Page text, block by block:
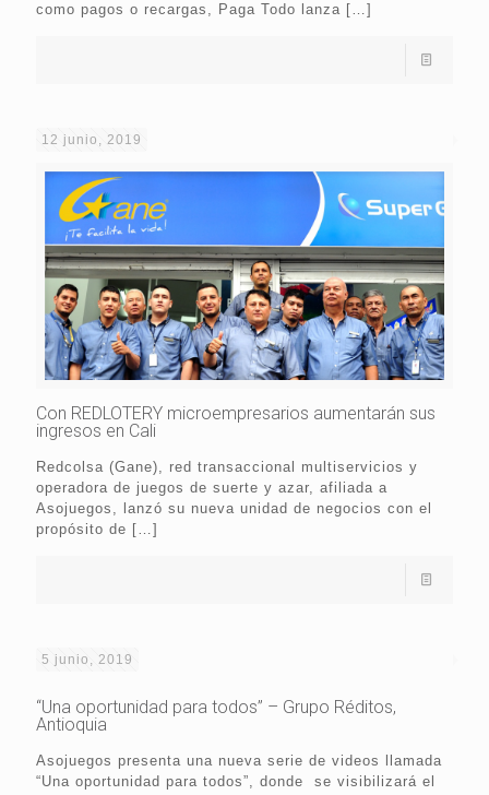
como pagos o recargas, Paga Todo lanza […]
12 junio, 2019
Con REDLOTERY microempresarios aumentarán sus
ingresos en Cali
Redcolsa (Gane), red transaccional multiservicios y
operadora de juegos de suerte y azar, afiliada a
Asojuegos, lanzó su nueva unidad de negocios con el
propósito de […]
5 junio, 2019
“Una oportunidad para todos” – Grupo Réditos,
Antioquia
Asojuegos presenta una nueva serie de videos llamada
“Una oportunidad para todos”, donde se visibilizará el